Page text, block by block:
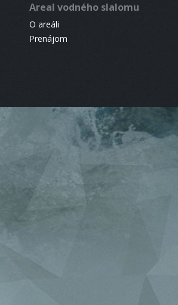
Areal vodného slalomu
O areáli
Prenájom